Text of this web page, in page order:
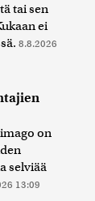
tai sen
ei
8.8.2026
on
selviää
13:09